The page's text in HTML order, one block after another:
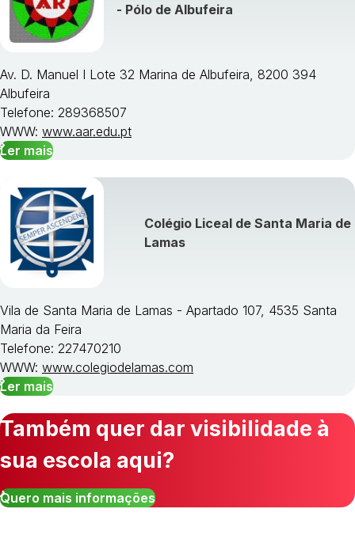
- Pólo de Albufeira
Av. D. Manuel I Lote 32 Marina de Albufeira, 8200 394
Albufeira
Telefone: 289368507
WWW: www.aar.edu.pt
Ler mais
Colégio Liceal de Santa Maria de
Lamas
Vila de Santa Maria de Lamas - Apartado 107, 4535 Santa
Maria da Feira
Telefone: 227470210
WWW: www.colegiodelamas.com
Ler mais
Também quer dar visibilidade à
sua escola aqui?
Quero mais informações